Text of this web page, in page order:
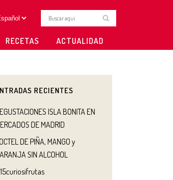
RECETAS ACTUALIDAD
RECIENTES
ISLA BONITA EN
DE MADRID
DE PIÑA, MANGO y
SIN ALCOHOL